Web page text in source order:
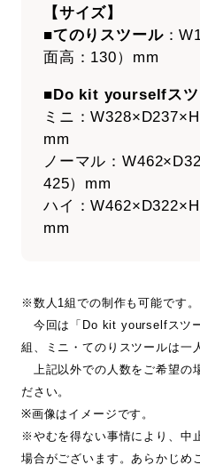
【サイズ】
■てのりスツール：
面高：130）mm
■Do kit yourselfスツ
ミニ：
mm
ノーマル：
425）mm
ハイ：
mm
※数人1組での制作も可能です。
今回は「Do kit yourselfスツ
組、ミニ・てのりスツールは一
上記以外での人数をご希望の
ださい。
※画像はイメージです。
※やむを得ない事情により、中
場合がございます。あらかじめ